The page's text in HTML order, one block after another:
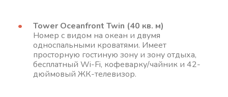
Tower Oceanfront Twin (40 кв. м)
Номер с видом на океан и двумя
односпальными кроватями. Имеет
просторную гостиную зону и зону отдыха,
бесплатный Wi-Fi, кофеварку/чайник и 42-
дюймовый ЖК-телевизор.